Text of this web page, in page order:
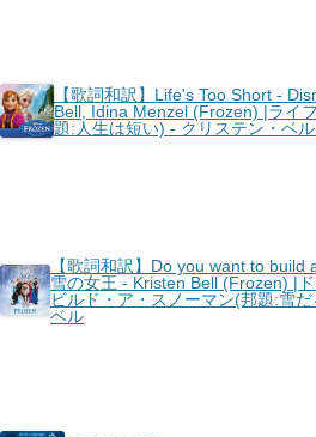
【歌詞和訳】Life's Too Short -
Bell, Idina Menzel (Frozen) |ライ
題:人生は短い) - クリステン・ベ
【歌詞和訳】Do you want to
雪の女王 - Kristen Bell (Frozen) |
ビルド・ア・スノーマン(邦題:雪
ベル